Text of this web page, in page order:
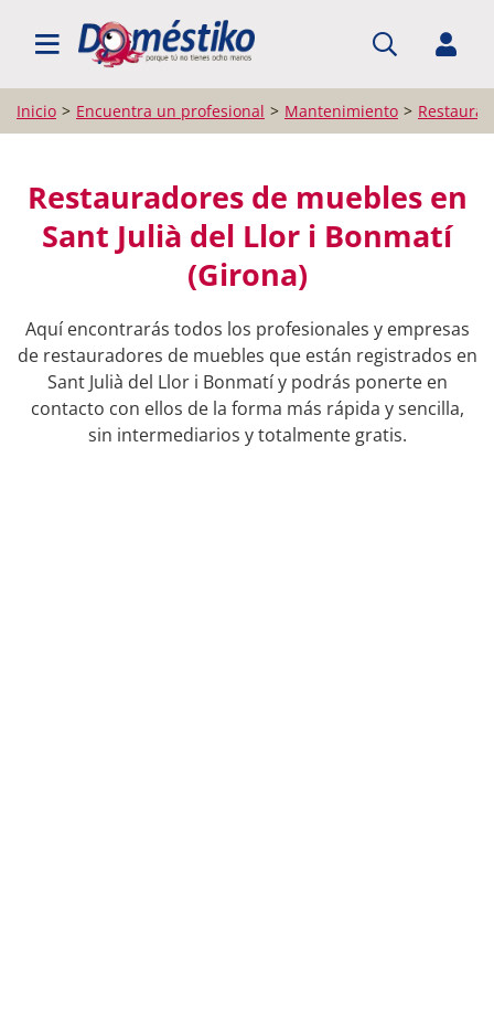
BUSCAR PROFESIONALES
Inicio Encuentra un profesional Mantenimiento
Restauradores de muebles en
Sant Julià del Llor i Bonmatí
(Girona)
Aquí encontrarás todos los profesionales y empresas
de restauradores de muebles que están registrados en
Sant Julià del Llor i Bonmatí y podrás ponerte en
contacto con ellos de la forma más rápida y sencilla,
sin intermediarios y totalmente gratis.